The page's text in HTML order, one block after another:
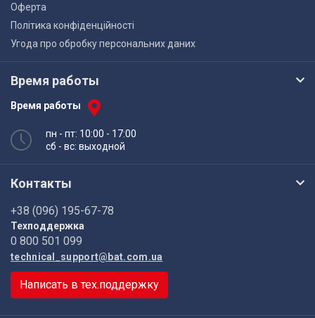
Оферта
Політика конфіденційності
Угода про обробку персональних даних
Время работы
Время работы
пн - пт: 10:00 - 17:00
сб - вс: выходной
Контакты
+38 (096) 195-67-78
Техподдержка
0 800 501 099
technical_support@bat.com.ua
Написать в тех.поддержку